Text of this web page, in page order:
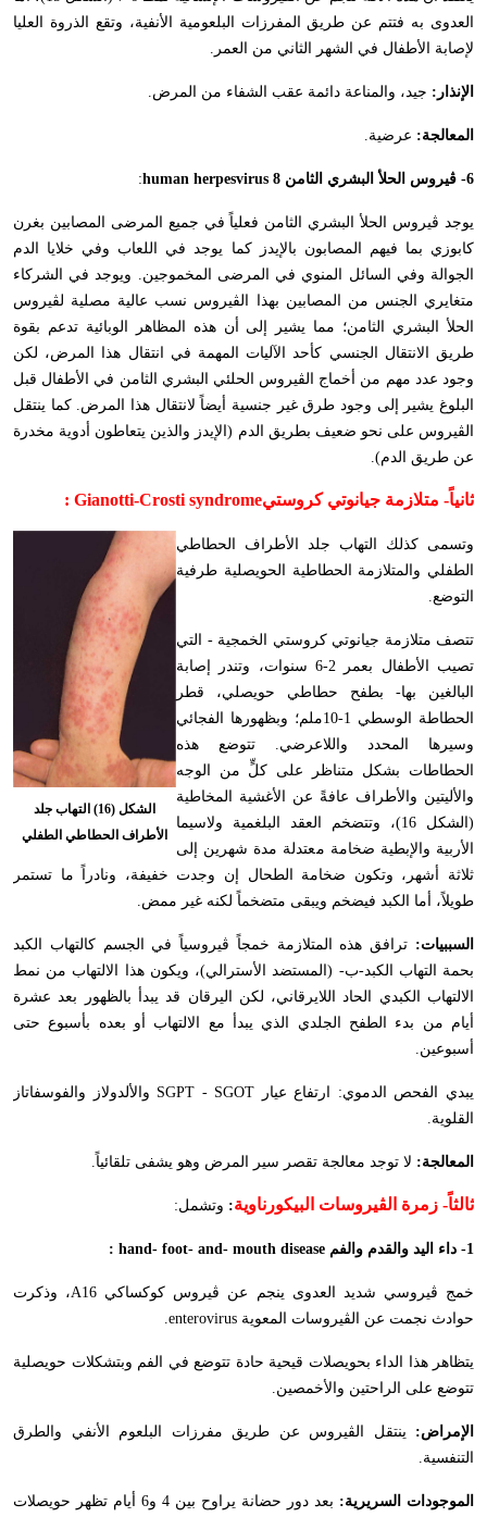
العدوى به فتتم عن طريق المفرزات البلعومية الأنفية، وتقع الذروة العليا
لإصابة الأطفال في الشهر الثاني من العمر.
الإنذار: جيد، والمناعة دائمة عقب الشفاء من المرض.
المعالجة: عرضية.
6- ڤيروس الحلأ البشري الثامن human herpesvirus 8
:
يوجد ڤيروس الحلأ البشري الثامن فعلياً في جميع المرضى المصابين بغرن
كابوزي بما فيهم المصابون بالإيدز كما يوجد في اللعاب وفي خلايا الدم
الجوالة وفي السائل المنوي في المرضى المخموجين. ويوجد في الشركاء
متغايري الجنس من المصابين بهذا الڤيروس نسب عالية مصلية لڤيروس
الحلأ البشري الثامن؛ مما يشير إلى أن هذه المظاهر الوبائية تدعم بقوة
طريق الانتقال الجنسي كأحد الآليات المهمة في انتقال هذا المرض، لكن
وجود عدد مهم من أخماج الڤيروس الحلئي البشري الثامن في الأطفال قبل
البلوغ يشير إلى وجود طرق غير جنسية أيضاً لانتقال هذا المرض. كما ينتقل
الڤيروس على نحو ضعيف بطريق الدم (الإيدز والذين يتعاطون أدوية مخدرة
عن طريق الدم).
ثانياً- متلازمة جيانوتي كروستيGianotti-Crosti syndrome
:
الشكل (16) التهاب جلد
الأطراف الحطاطي الطفلي
وتسمى كذلك التهاب جلد الأطراف الحطاطي
الطفلي والمتلازمة الحطاطية الحويصلية طرفية
التوضع.
تتصف متلازمة جيانوتي كروستي الخمجية - التي
تصيب الأطفال بعمر 2-6 سنوات، وتندر إصابة
البالغين بها- بطفح حطاطي حويصلي، قطر
الحطاطة الوسطي 1-10ملم؛ وبظهورها الفجائي
وسيرها المحدد واللاعرضي. تتوضع هذه
الحطاطات بشكل متناظر على كلٍّ من الوجه
والأليتين والأطراف عافةً عن الأغشية المخاطية
(الشكل 16)، وتتضخم العقد البلغمية ولاسيما
الأربية والإبطية ضخامة معتدلة مدة شهرين إلى
ثلاثة أشهر، وتكون ضخامة الطحال إن وجدت خفيفة، ونادراً ما تستمر
طويلاً، أما الكبد فيضخم ويبقى متضخماً لكنه غير ممض.
السببيات: ترافق هذه المتلازمة خمجاً ڤيروسياً في الجسم كالتهاب الكبد
بحمة التهاب الكبد-ب- (المستضد الأسترالي)، ويكون هذا الالتهاب من نمط
الالتهاب الكبدي الحاد اللايرقاني، لكن اليرقان قد يبدأ بالظهور بعد عشرة
أيام من بدء الطفح الجلدي الذي يبدأ مع الالتهاب أو بعده بأسبوع حتى
أسبوعين.
يبدي الفحص الدموي: ارتفاع عيار SGPT - SGOT والألدولاز والفوسفاتاز
القلوية.
المعالجة: لا توجد معالجة تقصر سير المرض وهو يشفى تلقائياً.
ثالثاً- زمرة الڤيروسات البيكورناوية: وتشمل:
1- داء اليد والقدم والفم hand- foot- and- mouth disease
:
خمج ڤيروسي شديد العدوى ينجم عن ڤيروس كوكساكي A16، وذكرت
حوادث نجمت عن الڤيروسات المعوية enterovirus
.
يتظاهر هذا الداء بحويصلات قيحية حادة تتوضع في الفم وبتشكلات حويصلية
تتوضع على الراحتين والأخمصين.
الإمراض: ينتقل الڤيروس عن طريق مفرزات البلعوم الأنفي والطرق
التنفسية.
الموجودات السريرية:
بعد دور حضانة يراوح بين 4 و6 أيام تظهر حويصلات